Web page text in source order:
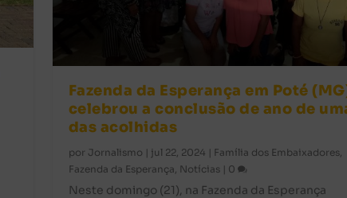
Fazenda da Esperança em Poté
celebrou a conclusão de ano de
das acolhidas
por Jornalismo | jul 22, 2024 | Família dos Embaixadores,
Fazenda da Esperança Notícias| 0
Neste domingo (21), na Fazenda da Esperança